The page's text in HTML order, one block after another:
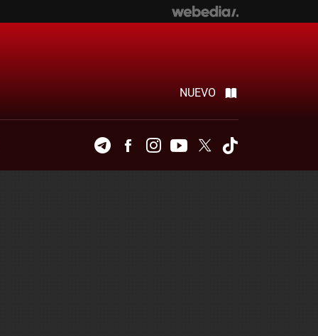
NUEVO
TelegramFacebookInstagramYoutubeTwitter